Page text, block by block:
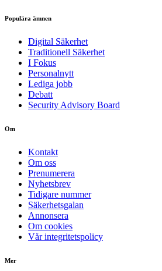
Populära ämnen
Digital Säkerhet
Traditionell Säkerhet
I Fokus
Personalnytt
Lediga jobb
Debatt
Security Advisory Board
Om
Kontakt
Om oss
Prenumerera
Nyhetsbrev
Tidigare nummer
Säkerhetsgalan
Annonsera
Om cookies
Vår integritetspolicy
Mer